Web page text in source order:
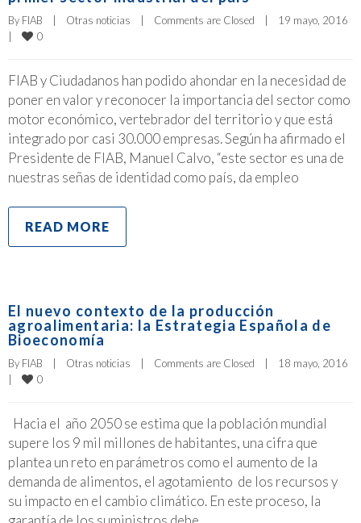
By FIAB Otras noticias Comments are Closed
0
FIAB y Ciudadanos han podido ahondar en la necesidad de
poner en valor y reconocer la importancia del sector como
motor económico, vertebrador del territorio y que está
integrado por casi 30.000 empresas. Según ha afirmado el
Presidente de FIAB, Manuel Calvo, “este sector es una de
nuestras señas de identidad como país, da empleo
READ MORE
El nuevo contexto de la producción
agroalimentaria: la Estrategia Española de
Bioeconomía
By FIAB Otras noticias Comments are Closed
0
Hacia el año 2050 se estima que la población mundial
supere los 9 mil millones de habitantes, una cifra que
plantea un reto en parámetros como el aumento de la
demanda de alimentos, el agotamiento de los recursos y
su impacto en el cambio climático. En este proceso, la